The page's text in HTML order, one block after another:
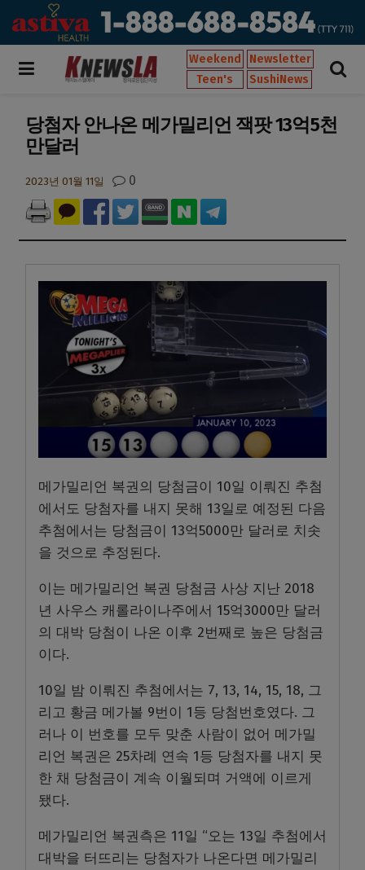
Weekend
Newsletter
Teen's
SushiNews
당첨자 안나온 메가밀리언 잭팟 13억5천
만달러
2023년 01월 11일 0
메가밀리언 복권의 당첨금이 10일 이뤄진 추첨
에서도 당첨자를 내지 못해 13일로 예정된 다음
추첨에서는 당첨금이 13억5000만 달러로 치솟
을 것으로 추정된다.
이는 메가밀리언 복권 당첨금 사상 지난 2018
년 사우스 캐롤라이나주에서 15억3000만 달러
의 대박 당첨이 나온 이후 2번째로 높은 당첨금
이다.
10일 밤 이뤄진 추첨에서는 7, 13, 14, 15, 18, 그
리고 황금 메가볼 9번이 1등 당첨번호였다. 그
러나 이 번호를 모두 맞춘 사람이 없어 메가밀
리언 복권은 25차례 연속 1등 당첨자를 내지 못
한 채 당첨금이 계속 이월되며 거액에 이르게
됐다.
메가밀리언 복권측은 11일 “오는 13일 추첨에서
대박을 터뜨리는 당첨자가 나온다면 메가밀리